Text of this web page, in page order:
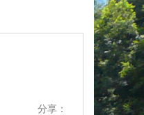
分享：